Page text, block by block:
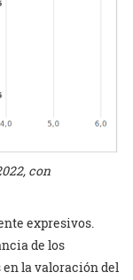
con
expresivos.
de los
en la valoración del